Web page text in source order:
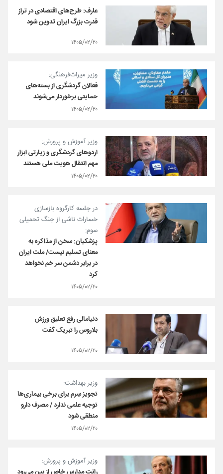
عارف: طرح‌های اقتصادی در تراز
قدرت بزرگ ایران تدوین شود
۱۴۰۵/۰۲/۲۰
وزیر میراث‌فرهنگی:
فعالان گردشگری از بسته‌های
حمایتی برخوردار می‌شوند
۱۴۰۵/۰۲/۲۰
وزیر آموزش و پرورش:
اردوهای گردشگری و زیارتی ابزار
مهم انتقال هویت ملی هستند
۱۴۰۵/۰۲/۲۰
در جلسه کارگروه بازسازی
خسارات ناشی از جنگ تحمیلی
سوم:
پزشکیان: سخن از مذاکره به
معنای تسلیم نیست/ ملت ایران
در برابر دشمن سر خم نخواهد
کرد
۱۴۰۵/۰۲/۲۰
دنیامالی رفع تعلیق ورزش
بلاروس را تبریک گفت
۱۴۰۵/۰۲/۲۰
وزیر بهداشت:
تجویز سِرم برای برخی‌ بیماری‌ها
توجیه علمی ندارد / مصرف دارو
منطقی شود
۱۴۰۵/۰۲/۲۰
وزیر آموزش و پرورش: